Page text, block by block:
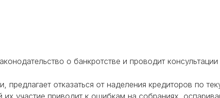
о банкротстве и проводит
отказаться от наделения кредиторов по
участие приводит к ошибкам на собраниях,